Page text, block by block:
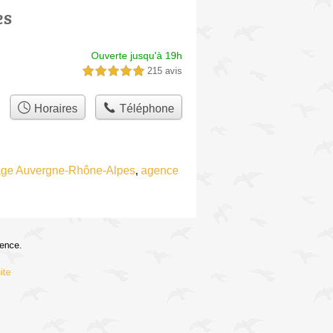
Ouverte jusqu'à 19h
5,0 étoiles sur 5 215 avis
Horaires Téléphone
Auvergne-Rhône-Alpes, agence